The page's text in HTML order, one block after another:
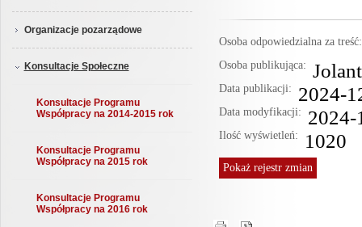
Organizacje pozarządowe
Konsultacje Społeczne
Konsultacje Programu
Współpracy na 2014-2015 rok
Konsultacje Programu
Współpracy na 2015 rok
Konsultacje Programu
Współpracy na 2016 rok
Osoba odpowiedzialna za
Osoba publikująca:
Data publikacji: 2024-
Data modyfikacji: 2024-
Ilość wyświetleń: 1020
Pokażrejestr zmian